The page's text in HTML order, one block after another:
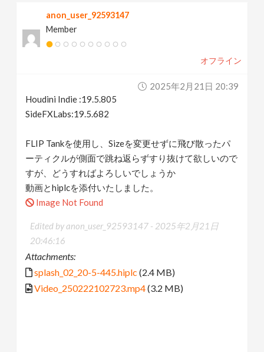
N
anon_user_92593147
Member
オフライン
2025年2月21日 20:39
Houdini Indie :19.5.805
SideFXLabs:19.5.682
FLIP Tankを使用し、Sizeを変更せずに飛び散ったパ
ーティクルが側面で跳ね返らずすり抜けて欲しいので
すが、どうすればよろしいでしょうか
動画とhiplcを添付いたしました。
Image Not Found
Edited by anon_user_92593147 - 2025年2月21日
20:46:16
Attachments:
splash_02_20-5-445.hiplc (2.4 MB)
Video_250222102723.mp4(3.2 MB)